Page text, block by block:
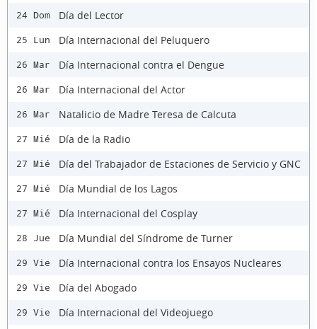
24 Dom Día del Lector
25 Lun Día Internacional del Peluquero
26 Mar Día Internacional contra el Dengue
26 Mar Día Internacional del Actor
26 Mar Natalicio de Madre Teresa de Calcuta
27 Mié Día de la Radio
27 Mié Día del Trabajador de Estaciones de Servicio y GNC
27 Mié Día Mundial de los Lagos
27 Mié Día Internacional del Cosplay
28 Jue Día Mundial del Síndrome de Turner
29 Vie Día Internacional contra los Ensayos Nucleares
29 Vie Día del Abogado
29 Vie Día Internacional del Videojuego